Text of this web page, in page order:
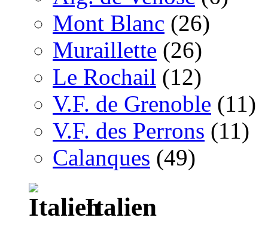
Mont Blanc (26)
Muraillette (26)
Le Rochail (12)
V.F. de Grenoble (11)
V.F. des Perrons (11)
Calanques (49)
Italien